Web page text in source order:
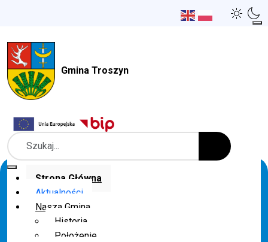
Gmina Troszyn
Szukaj
Strona Główna
Aktualności
Nasza Gmina
Historia
Położenie